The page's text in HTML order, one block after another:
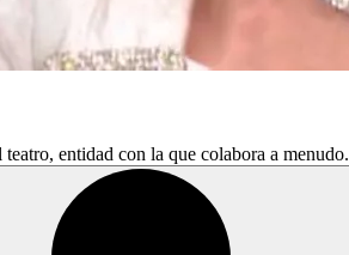
entidad con la que colabora a menudo.